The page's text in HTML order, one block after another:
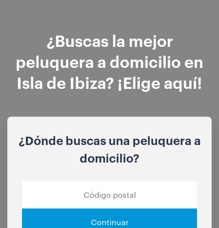
¿Buscas la mejor
peluquera a domicilio en
Isla de Ibiza? ¡Elige aquí!
¿Dónde buscas una peluquera a
domicilio?
Continuar